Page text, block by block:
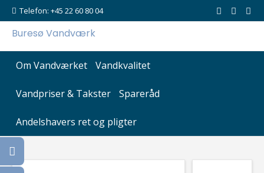
Skip
to
content
Telefon: +45 22 60 80 04
Buresø Vandværk
Om Vandværket Vandkvalitet
Vandpriser & Takster Spareråd
Andelshavers ret og pligter